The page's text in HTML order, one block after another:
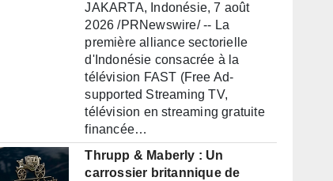
JAKARTA, Indonésie, 7 août
2026 /PRNewswire/ -- La
première alliance sectorielle
d'Indonésie consacrée à la
télévision FAST (Free Ad-
supported Streaming TV,
télévision en streaming gratuite
financée…
Thrupp & Maberly : Un
carrossier britannique de